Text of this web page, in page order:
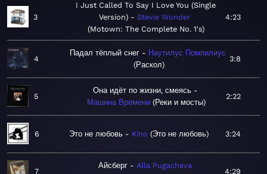
3
I Just Called To Say I Love You (Single
Version)
Stevie Wonder
Motown: The Complete No. 1's
4:23
4
Падал тёплый снег
Наутилус Помпилиус
Раскол
3:8
5
Она идёт по жизни, смеясь
Машина Времени
Реки и мосты
2:22
6 Это не любовь Kino Это не любовь 3:24
7
Айсберг
Alla Pugacheva
4:29